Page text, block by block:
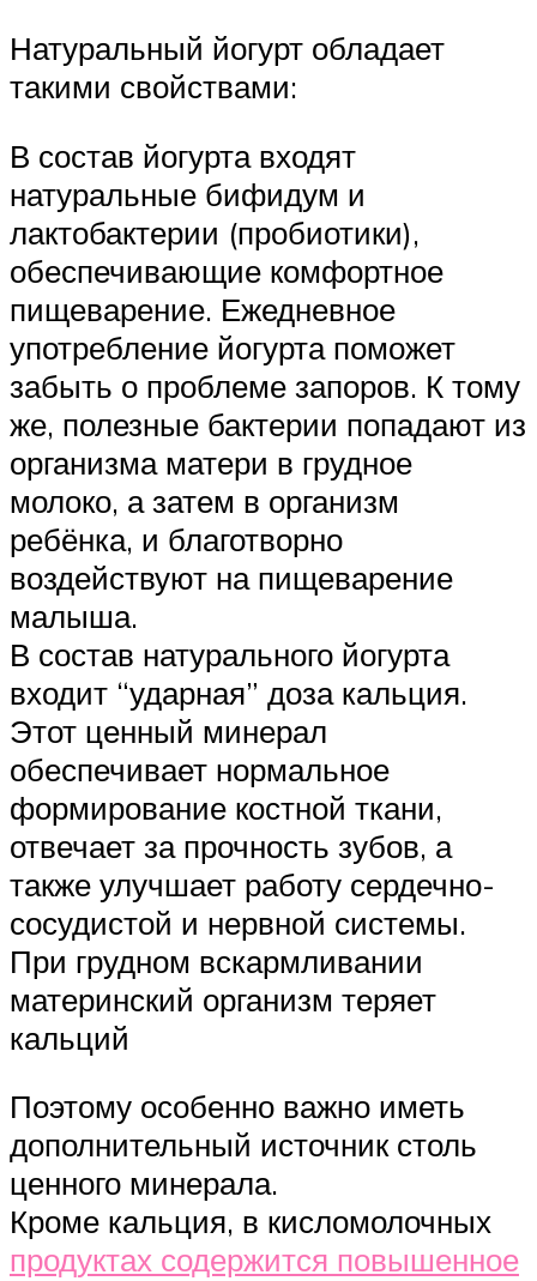
Натуральный йогурт обладает
такими свойствами:
В состав йогурта входят
натуральные бифидум и
лактобактерии (пробиотики),
обеспечивающие комфортное
пищеварение. Ежедневное
употребление йогурта поможет
забыть о проблеме запоров. К тому
же, полезные бактерии попадают из
организма матери в грудное
молоко, а затем в организм
ребёнка, и благотворно
воздействуют на пищеварение
малыша.
В состав натурального йогурта
входит “ударная” доза кальция.
Этот ценный минерал
обеспечивает нормальное
формирование костной ткани,
отвечает за прочность зубов, а
также улучшает работу сердечно-
сосудистой и нервной системы.
При грудном вскармливании
материнский организм теряет
кальций
Поэтому особенно важно иметь
дополнительный источник столь
ценного минерала.
Кроме кальция, в кисломолочных
продуктах содержится повышенное